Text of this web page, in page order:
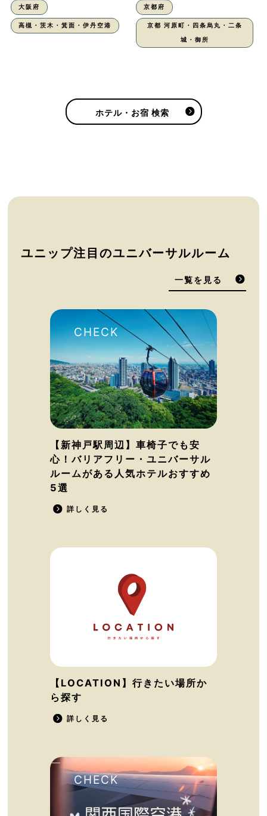
大阪府
高槻・茨木・箕面・伊丹空港
京都府
京都 河原町・四条烏丸・二条
城・御所
ホテル・お宿 検索
ユニップ注目のユニバーサルルーム
一覧を見る
【新神戸駅周辺】車椅子でも安
心！バリアフリー・ユニバーサル
ルームがある人気ホテルおすすめ
5選
詳しく見る
【LOCATION】行きたい場所か
ら探す
詳しく見る